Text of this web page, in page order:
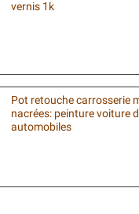
vernis 1k
Pot retouche carrosserie
nacrées: peinture voiture
automobiles